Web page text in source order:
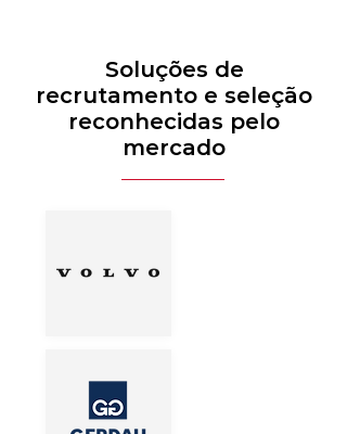
Soluções de
recrutamento e seleção
reconhecidas pelo
mercado